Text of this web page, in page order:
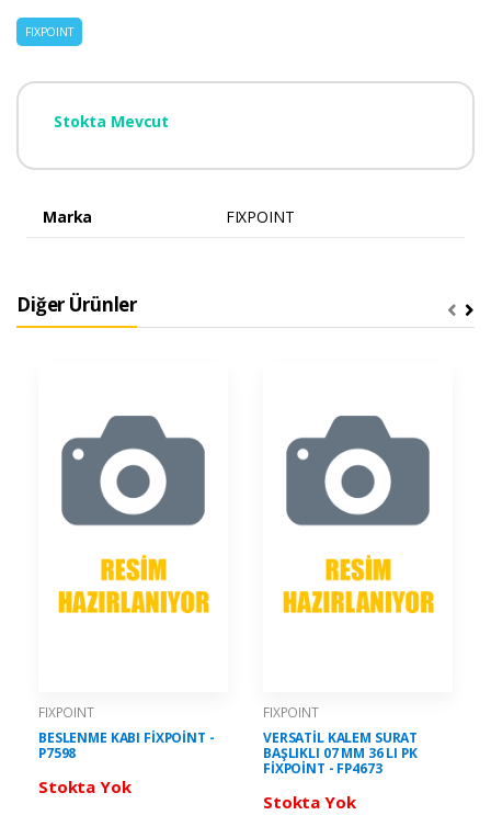
FIXPOINT
Stokta Mevcut
Marka FIXPOINT
Diğer Ürünler
FIXPOINT
BESLENME KABI FİXPOİNT -
P7598
Stokta Yok
FIXPOINT
VERSATİL KALEM SURAT
BAŞLIKLI 07 MM 36 LI PK
FİXPOİNT - FP4673
Stokta Yok